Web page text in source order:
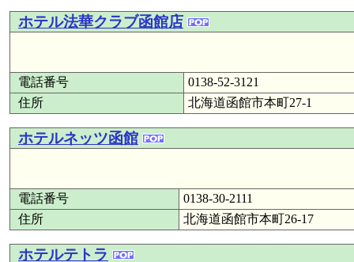
ホテル法華クラブ函館店
電話番号
0138-52-3121
住所
北海道函館市本町27-1
ホテルネッツ函館
電話番号
0138-30-2111
住所
北海道函館市本町26-17
ホテルテトラ